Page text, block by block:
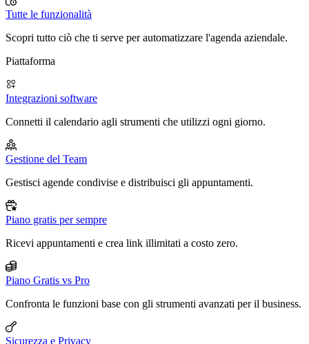
Tutte le funzionalità
Scopri tutto ciò che ti serve per automatizzare l'agenda aziendale.
Piattaforma
Integrazioni software
Connetti il calendario agli strumenti che utilizzi ogni giorno.
Gestione del Team
Gestisci agende condivise e distribuisci gli appuntamenti.
Piano gratis per sempre
Ricevi appuntamenti e crea link illimitati a costo zero.
Piano Gratis vs Pro
Confronta le funzioni base con gli strumenti avanzati per il business.
Sicurezza e Privacy